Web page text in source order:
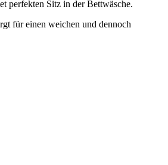
perfekten Sitz in der Bettwäsche.
für einen weichen und dennoch